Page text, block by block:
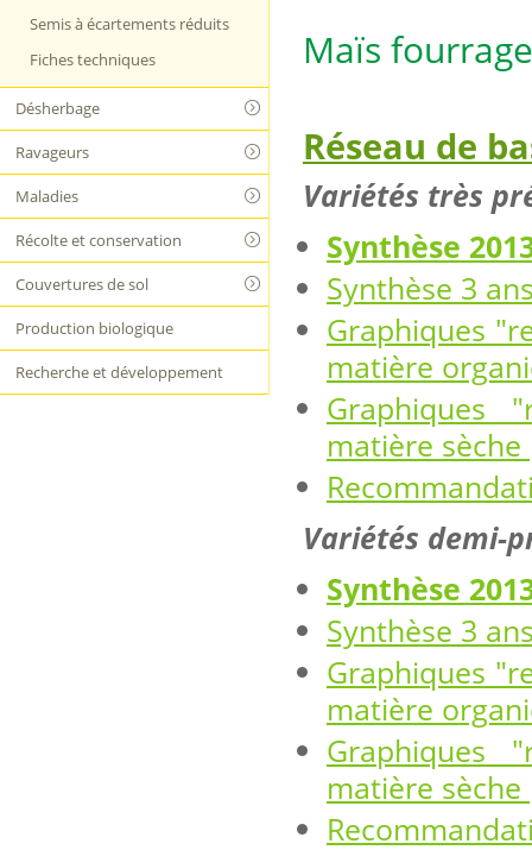
Semis à écartements réduits
Fiches techniques
Désherbage
Ravageurs
Maladies
Récolte et conservation
Couvertures de sol
Production biologique
Recherche et développement
Maïs
Réseau de
Variétés très
Synthèse
Synthèse 3
Graphiques
matière
Graphiques
matière
Variétés demi-
Synthèse
Synthèse 3
Graphiques
matière
Graphiques
matière